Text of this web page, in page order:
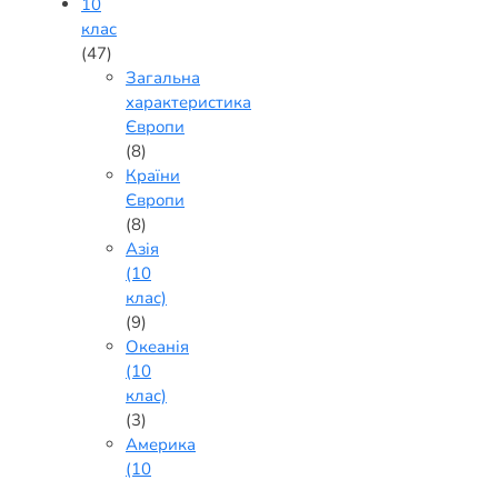
клас
(47)
Загальна
характеристика
Європи
(8)
Країни
Європи
(8)
Азія
(10
клас)
(9)
Океанія
(10
клас)
(3)
Америка
(10